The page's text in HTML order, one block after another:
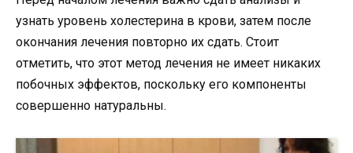
узнать уровень холестерина в крови, затем после
окончания лечения повторно их сдать. Стоит
отметить, что этот метод лечения не имеет никаких
побочных эффектов, поскольку его компоненты
совершенно натуральны.